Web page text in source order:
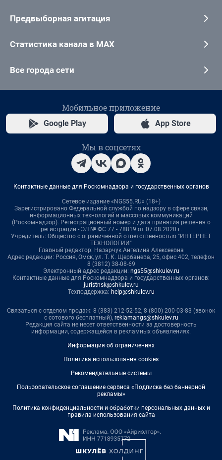
Предвыборная агитация
Статистика канала в MAX
Все города сети
Мобильное приложение
Google Play App Store
Мы в соцсетях
Контактные данные для Роскомнадзора и государственных органов
Сетевое издание «NGS55.RU» (18+)
Зарегистрировано Федеральной службой по надзору в сфере связи,
информационных технологий и массовых коммуникаций
(Роскомнадзор). Регистрационный номер и дата принятия решения о
регистрации - ЭЛ № ФС 77 - 78819 от 07.08.2020 г.
Учредитель: Общество с ограниченной ответственностью "ИНТЕРНЕТ
ТЕХНОЛОГИИ"
Главный редактор: Назарчук Ангелина Алексеевна
Адрес редакции: Россия, Омск, ул. Т. К. Щербанева, 25, офис 402, телефон
8 (3812) 38-08-69
Электронный адрес редакции: ngs55@shkulev.ru
Контактные данные для Роскомнадзора и государственных органов:
juristnsk@shkulev.ru
Техподдержка: help@shkulev.ru
Связаться с отделом продаж: 8 (383) 212-52-52, 8 (800) 200-03-83 (звонок
с сотового бесплатный), reklamangs@shkulev.ru
Редакция сайта не несет ответственности за достоверность
информации, содержащейся в рекламных объявлениях.
Информация об ограничениях
Политика использования cookies
Рекомендательные системы
Пользовательское соглашение сервиса «Подписка без баннерной
рекламы»
Политика конфиденциальности и обработки персональных данных и
правила использования сайта